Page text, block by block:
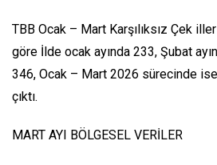
TBB Ocak – Mart Karşılıksız Çek
göre İlde ocak ayında 233, Şubat
346, Ocak – Mart 2026 sürecinde ise
çıktı.
MART AYI BÖLGESEL VERİLER